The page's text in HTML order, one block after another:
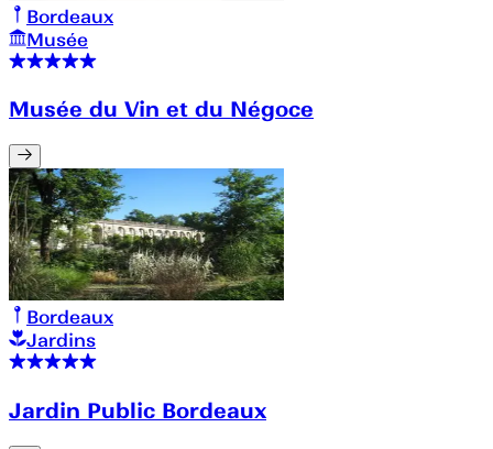
Bordeaux
Musée
Musée du Vin et du Négoce
Bordeaux
Jardins
Jardin Public Bordeaux